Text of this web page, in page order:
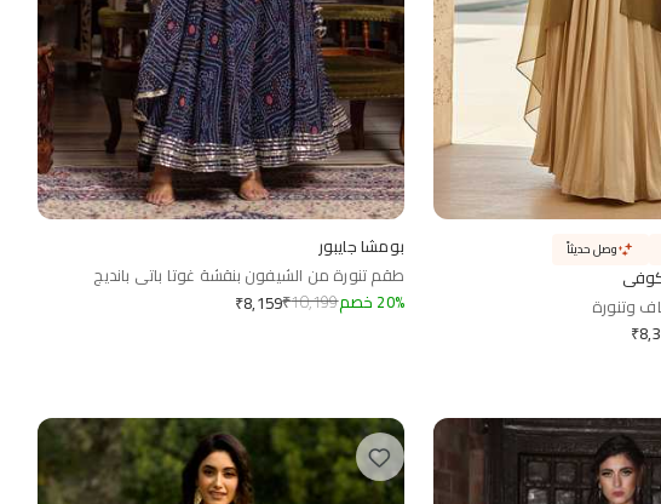
وتنورة
₹
وصل حديثاً
بومشا جايبور
طقم تنورة من الشيفون بنقشة غوتا باتي بانديج
₹8,159₹10,199 20% خصم